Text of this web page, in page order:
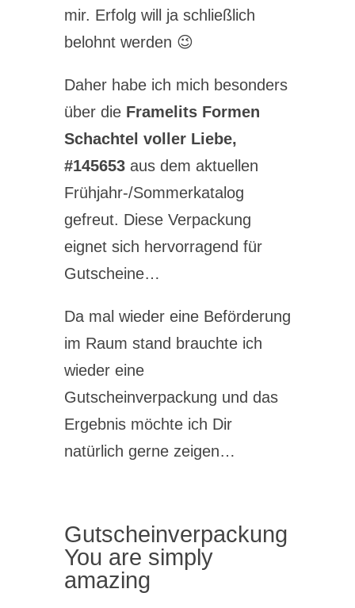
mir. Erfolg will ja schließlich
belohnt werden 😉
Daher habe ich mich besonders
über die Framelits Formen
Schachtel voller Liebe,
#145653aus dem aktuellen
Frühjahr-/Sommerkatalog
gefreut. Diese Verpackung
eignet sich hervorragend für
Gutscheine…
Da mal wieder eine Beförderung
im Raum stand brauchte ich
wieder eine
Gutscheinverpackung und das
Ergebnis möchte ich Dir
natürlich gerne zeigen…
Gutscheinverpackung
You are simply
amazing